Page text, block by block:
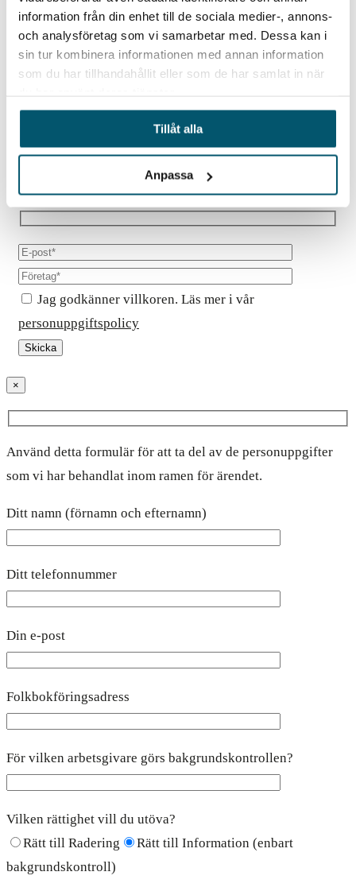
information från din enhet till de sociala medier-, annons-
och analysföretag som vi samarbetar med. Dessa kan i
sin tur kombinera informationen med annan information
som du har tillhandahållit eller som de har samlat in när
Tillåt alla
Anpassa
Update
Please fill in the information below, and we will email
you our report.
Jag godkänner villkoren. Läs mer i vår
personuppgiftspolicy
×
Använd detta formulär för att ta del av de personuppgifter
som vi har behandlat inom ramen för ärendet.
Ditt namn (förnamn och efternamn)
Ditt telefonnummer
Din e-post
Folkbokföringsadress
För vilken arbetsgivare görs bakgrundskontrollen?
Vilken rättighet vill du utöva?
Rätt till Radering
Rätt till Information (enbart
bakgrundskontroll)